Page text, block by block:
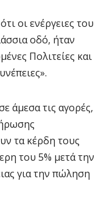
οι ενέργειες του
οδό, ήταν
Πολιτείες και
άμεσα τις αγορές,
τα κέρδη τους
του 5% μετά την
για την πώληση